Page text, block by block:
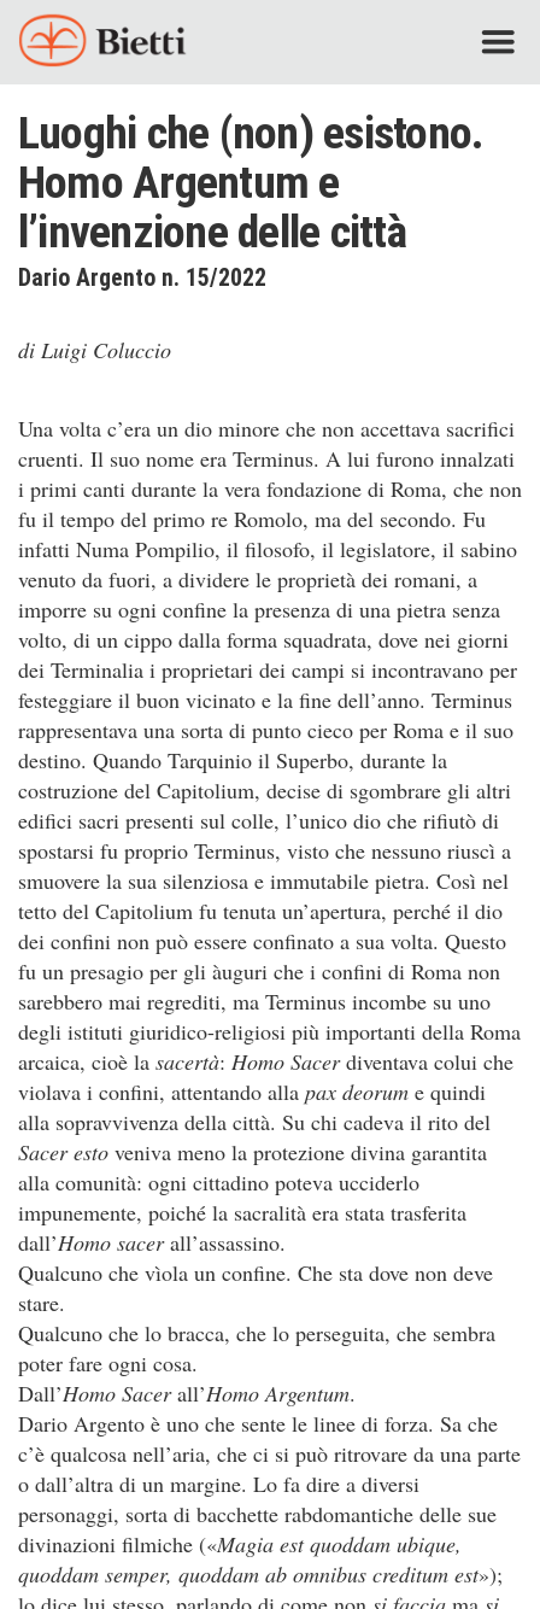
Luoghi che (non) esistono.
Homo Argentum e
l’invenzione delle città
Dario Argento n. 15/2022
di Luigi Coluccio
Una volta c’era un dio minore che non accettava sacrifici
cruenti. Il suo nome era Terminus. A lui furono innalzati
i primi canti durante la vera fondazione di Roma, che non
fu il tempo del primo re Romolo, ma del secondo. Fu
infatti Numa Pompilio, il filosofo, il legislatore, il sabino
venuto da fuori, a dividere le proprietà dei romani, a
imporre su ogni confine la presenza di una pietra senza
volto, di un cippo dalla forma squadrata, dove nei giorni
dei Terminalia i proprietari dei campi si incontravano per
festeggiare il buon vicinato e la fine dell’anno. Terminus
rappresentava una sorta di punto cieco per Roma e il suo
destino. Quando Tarquinio il Superbo, durante la
costruzione del Capitolium, decise di sgombrare gli altri
edifici sacri presenti sul colle, l’unico dio che rifiutò di
spostarsi fu proprio Terminus, visto che nessuno riuscì a
smuovere la sua silenziosa e immutabile pietra. Così nel
tetto del Capitolium fu tenuta un’apertura, perché il dio
dei confini non può essere confinato a sua volta. Questo
fu un presagio per gli àuguri che i confini di Roma non
sarebbero mai regrediti, ma Terminus incombe su uno
degli istituti giuridico-religiosi più importanti della Roma
arcaica, cioè la sacertà: Homo Sacerdiventava colui che
violava i confini, attentando alla pax deorum e quindi
alla sopravvivenza della città. Su chi cadeva il rito del
Sacer esto veniva meno la protezione divina garantita
alla comunità: ogni cittadino poteva ucciderlo
impunemente, poiché la sacralità era stata trasferita
dall’Homo sacerall’assassino.
Qualcuno che vìola un confine. Che sta dove non deve
stare.
Qualcuno che lo bracca, che lo perseguita, che sembra
poter fare ogni cosa.
Dall’Homo Sacerall’Homo Argentum.
Dario Argento è uno che sente le linee di forza. Sa che
c’è qualcosa nell’aria, che ci si può ritrovare da una parte
o dall’altra di un margine. Lo fa dire a diversi
personaggi, sorta di bacchette rabdomantiche delle sue
divinazioni filmiche («Magia est quoddam ubique,
quoddam semper, quoddam ab omnibus creditum est»);